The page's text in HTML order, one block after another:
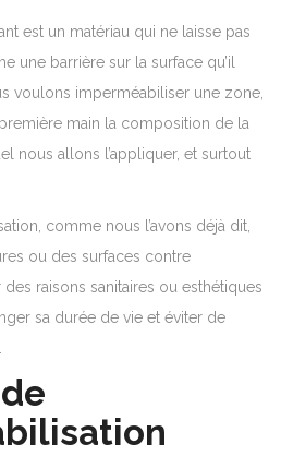
est un matériau qui ne laisse pas
une barrière sur la surface qu’il
voulons imperméabiliser une zone,
main la composition de la
nous allons l’appliquer, et surtout
comme nous l’avons déjà dit,
ou des surfaces contre
raisons sanitaires ou esthétiques
sa durée de vie et éviter de